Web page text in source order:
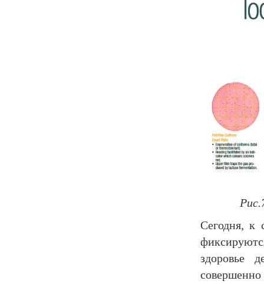
Сегодня, к
здоровье
совершенно